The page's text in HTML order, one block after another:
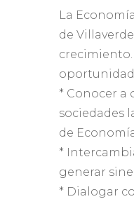
La
de
crecimiento.
* Conocer a
sociedades
de Economía
*
generar
* Dialogar